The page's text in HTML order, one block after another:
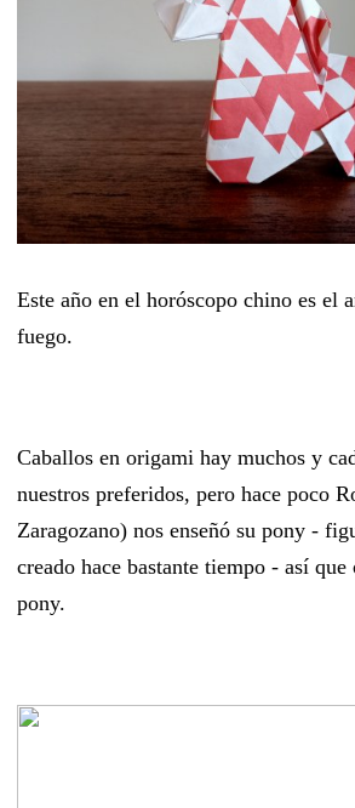
Este año en el horóscopo chino es el
fuego.
Caballos en origami hay muchos y
nuestros preferidos, pero hace poco
Zaragozano) nos enseñó su pony -
creado hace bastante tiempo - así
pony.